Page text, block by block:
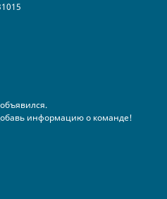
информацию о команде!